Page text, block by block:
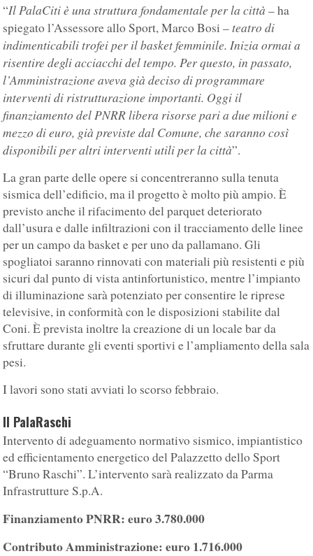
“Il PalaCiti è una struttura fondamentale per la città – ha
spiegato l’Assessore allo Sport, Marco Bosi –teatro di
indimenticabili trofei per il basket femminile. Inizia ormai a
risentire degli acciacchi del tempo. Per questo, in passato,
l’Amministrazione aveva già deciso di programmare
interventi di ristrutturazione importanti. Oggi il
finanziamento del PNRR libera risorse pari a due milioni e
mezzo di euro, già previste dal Comune, che saranno così
disponibili per altri interventi utili per la città”.
La gran parte delle opere si concentreranno sulla tenuta
sismica dell’edificio, ma il progetto è molto più ampio. È
previsto anche il rifacimento del parquet deteriorato
dall’usura e dalle infiltrazioni con il tracciamento delle linee
per un campo da basket e per uno da pallamano. Gli
spogliatoi saranno rinnovati con materiali più resistenti e più
sicuri dal punto di vista antinfortunistico, mentre l’impianto
di illuminazione sarà potenziato per consentire le riprese
televisive, in conformità con le disposizioni stabilite dal
Coni. È prevista inoltre la creazione di un locale bar da
sfruttare durante gli eventi sportivi e l’ampliamento della sala
pesi.
I lavori sono stati avviati lo scorso febbraio.
Il PalaRaschi
Intervento di adeguamento normativo sismico, impiantistico
ed efficientamento energetico del Palazzetto dello Sport
“Bruno Raschi”. L’intervento sarà realizzato da Parma
Infrastrutture S.p.A.
Finanziamento PNRR: euro 3.780.000
Contributo Amministrazione: euro 1.716.000